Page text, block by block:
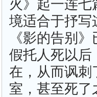
火》起一连
境适合于抒写
《影的告别
假托人死以后
在，从而讽刺
室，甚至死了